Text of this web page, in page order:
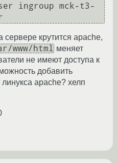
ingroup mck-t3-
сервере крутится apache,
www/html
меняет
не имеют доступа к
добавить
apache? хелп